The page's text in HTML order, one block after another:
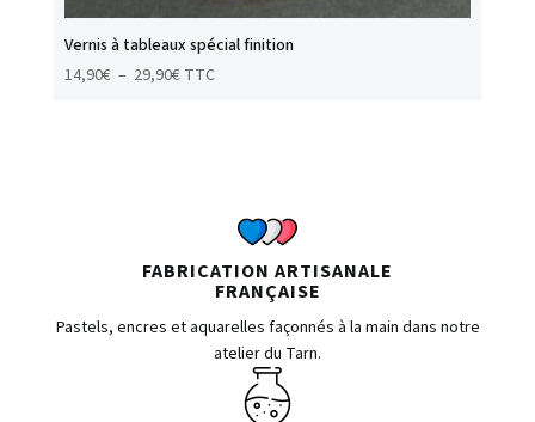
Vernis à tableaux spécial finition
14,90€ – 29,90€Plage
TTC
FABRICATION ARTISANALE
FRANÇAISE
Pastels, encres et aquarelles façonnés à la main dans notre
atelier du Tarn.